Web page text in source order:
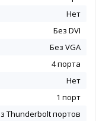
Нет
Без DVI
Без VGA
4 порта
Нет
1 порт
Thunderbolt портов